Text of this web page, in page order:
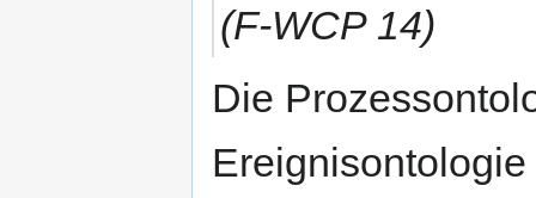
(F-WCP 14)
Die